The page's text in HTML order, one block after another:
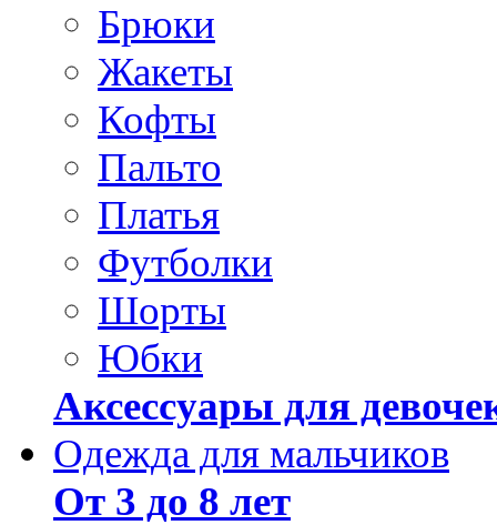
Брюки
Жакеты
Кофты
Пальто
Платья
Футболки
Шорты
Юбки
Аксессуары для
Одежда для мальчиков
От 3 до 8 лет